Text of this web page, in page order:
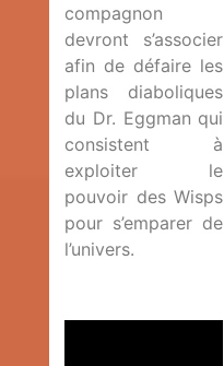
compagnon
devront s’associer
afin de défaire les
plans diaboliques
du Dr. Eggman qui
consistent à
exploiter le
pouvoir des Wisps
pour s’emparer de
l’univers.